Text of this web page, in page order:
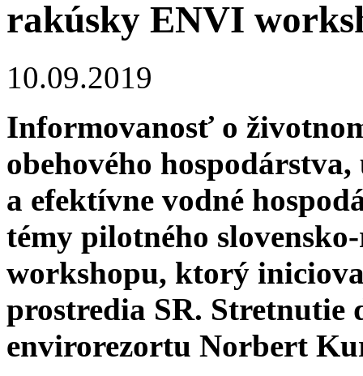
rakúsky ENVI
10.09.2019
Informovanosť o
obehového
a efektívne vodné
témy pilotného
workshopu, ktorý
prostredia SR.
envirorezortu Norbert